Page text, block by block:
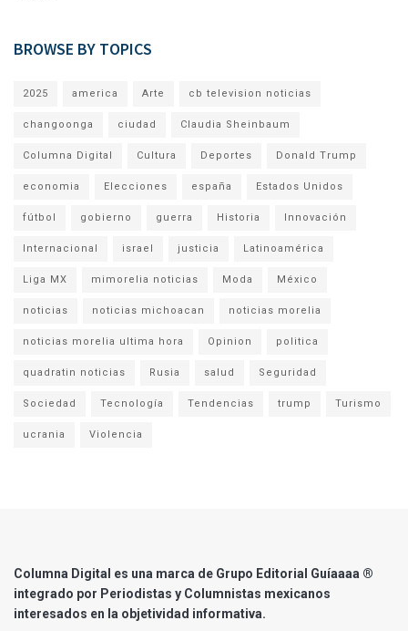
BROWSE BY TOPICS
2025 america Arte cb television noticias
changoonga ciudad Claudia Sheinbaum
Columna Digital Cultura Deportes Donald Trump
economia Elecciones españa Estados Unidos
fútbol gobierno guerra Historia Innovación
Internacional israel justicia Latinoamérica
Liga MX mimorelia noticias Moda México
noticias noticias michoacan noticias morelia
noticias morelia ultima hora Opinion politica
quadratin noticias Rusia salud Seguridad
Sociedad Tecnología Tendencias trump Turismo
ucrania Violencia
Columna Digital es una marca de Grupo Editorial Guíaaaa ®
integrado por Periodistas y Columnistas mexicanos
interesados en la objetividad informativa.